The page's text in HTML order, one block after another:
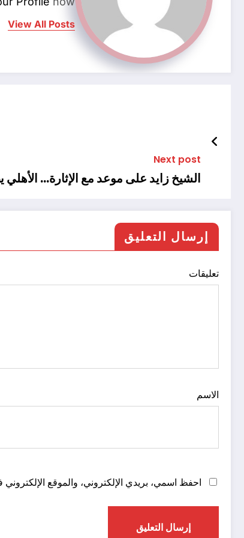
View All Posts
Next post
الشيخ زايد على موعد مع الإثارة… الأهلي
إرسال التعليق
تعليقات
الاسم
احفظ اسمي، بريدي الإلكتروني، والموقع